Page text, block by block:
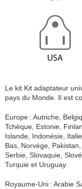
Le kit Kit adaptateur
pays du Monde. Il est
Europe : Autriche,
Tchèque, Estonie,
Islande, Indonésie,
Bas, Norvège,
Serbie, Slovaquie,
Turquie et Uruguay.
Royaume-Uni : Arabie